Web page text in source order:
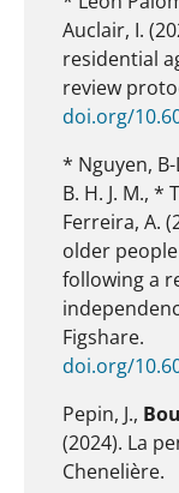
Auclair, I.
residential
review
doi.org/
* Nguyen, B-
B. H. J. M., *
Ferreira, A.
older
following a
Figshare.
doi.org/
Pepin, J.,
(2024). La
Chenelière.